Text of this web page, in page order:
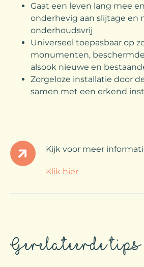
Gaat een leven lang mee
onderhevig aan slijtage en
onderhoudsvrij
Universeel toepasbaar op
monumenten,
alsook nieuwe en
Zorgeloze installatie door
samen met een erkend
Kijk voor meer
Klik hier
Gerelateerde tips